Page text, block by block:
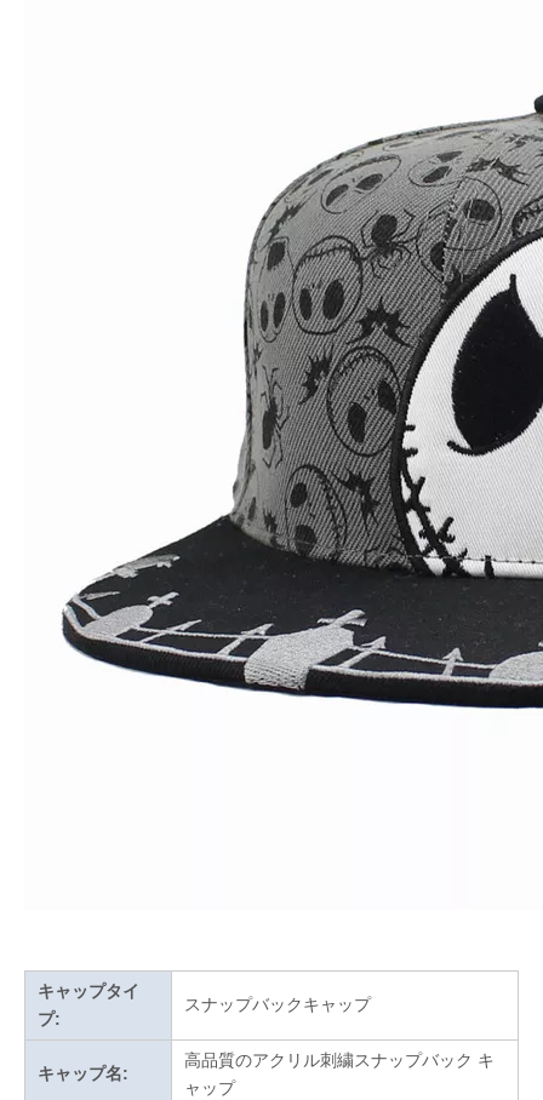
キャップタイ
プ:
スナップバックキャップ
キャップ名:
高品質のアクリル刺繍スナップバック キ
ャップ